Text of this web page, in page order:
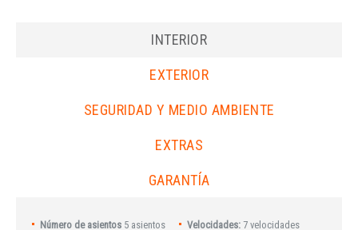
INTERIOR
EXTERIOR
SEGURIDAD Y MEDIO AMBIENTE
EXTRAS
GARANTÍA
Número de asientos 5 asientos Velocidades: 7 velocidades